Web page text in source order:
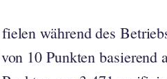
während des
10 Punkten